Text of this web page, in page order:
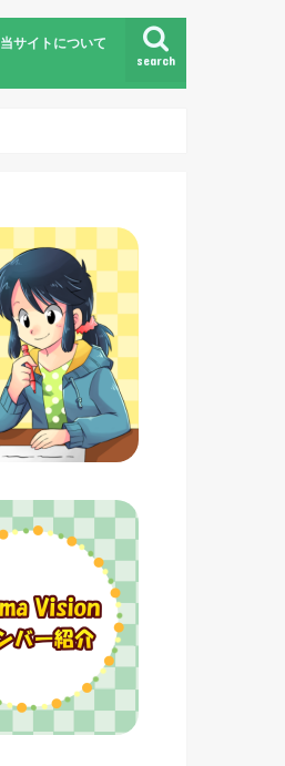
search
当サイトについて